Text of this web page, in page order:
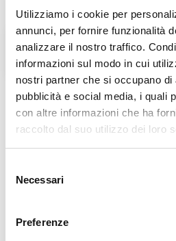
Utilizziamo i cookie per
annunci, per fornire funzionalità
analizzare il nostro traffico.
informazioni sul modo in cui
nostri partner che si occupano di
pubblicità e social media, i quali
con altre informazioni che ha
raccolto dal suo utilizzo dei loro
delNecessari
Preferenze
L'Agorà nelle Filippine
Notizie correlate
Danni alla